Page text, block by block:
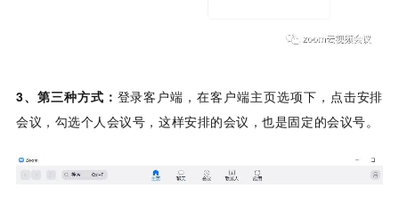
3、第三种方式： 登录客户端，在客户端主页选项下，点击安排
会议，勾选个人会议号，这样安排的会议，也是固定的会议号。